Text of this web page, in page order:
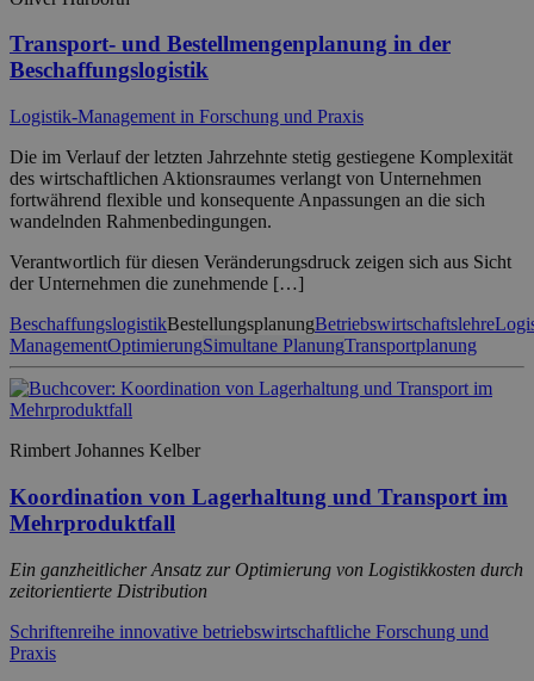
Transport- und Bestellmengenplanung in der
Beschaffungslogistik
Logistik-Management in Forschung und Praxis
Die im Verlauf der letzten Jahrzehnte stetig gestiegene Komplexität
des wirtschaftlichen Aktionsraumes verlangt von Unternehmen
fortwährend flexible und konsequente Anpassungen an die sich
wandelnden Rahmenbedingungen.
Verantwortlich für diesen Veränderungsdruck zeigen sich aus Sicht
der Unternehmen die zunehmende […]
BeschaffungslogistikBestellungsplanungBetriebswirtschaftslehre
ManagementOptimierungSimultane PlanungTransportplanung
Rimbert Johannes Kelber
Koordination von Lagerhaltung und Transport im
Mehrproduktfall
Ein ganzheitlicher Ansatz zur Optimierung von Logistikkosten durch
zeitorientierte Distribution
Schriftenreihe innovative betriebswirtschaftliche Forschung und
Praxis